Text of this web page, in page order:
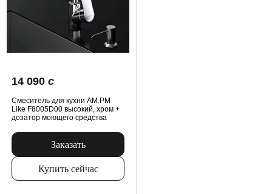
14 090 c
Смеситель для кухни AM.PM
Like F8005D00 высокий, хром +
дозатор моющего средства
Заказать
Купить сейчас